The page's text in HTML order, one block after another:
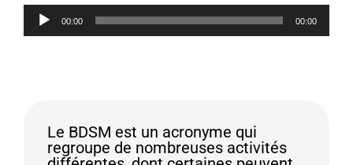
Lecteur
audio
00:00 00:00
Le BDSM est un acronyme qui
regroupe de nombreuses activités